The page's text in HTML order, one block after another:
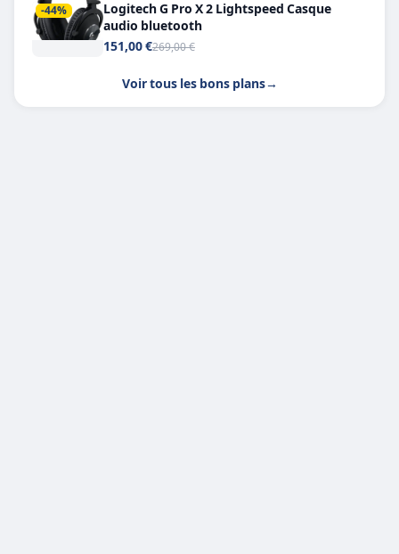
-44%
Logitech G Pro X 2 Lightspeed Casque
audio bluetooth
151,00 €269,00 €
Voir tous les bons plans→